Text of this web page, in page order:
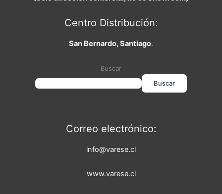
Centro Distribución:
San Bernardo, Santiago.
Buscar
Buscar
Correo electrónico:
info@varese.cl
www.varese.cl